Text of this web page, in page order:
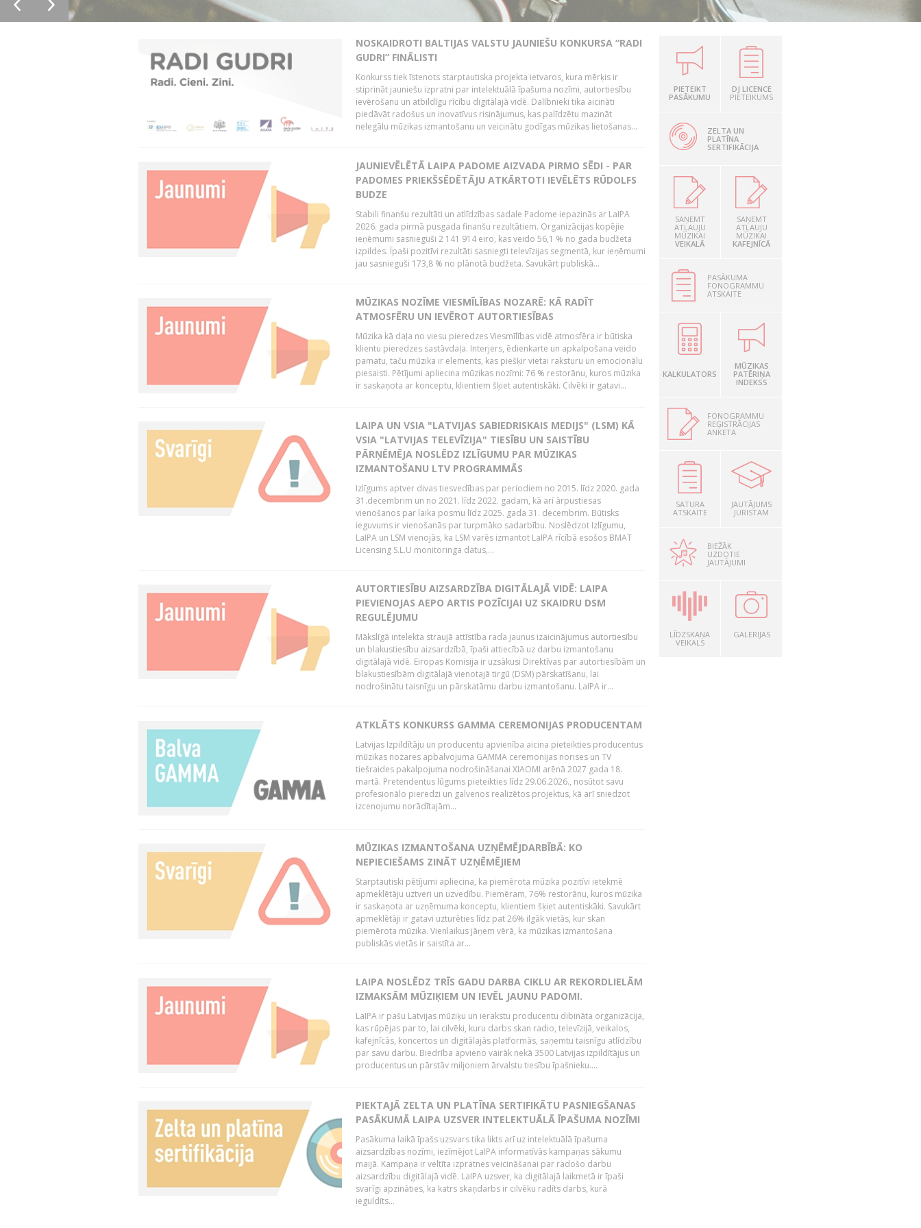
NOSKAIDROTI BALTIJAS VALSTU JAUNIEŠU KONKURSA “RADI
GUDRI” FINĀLISTI
Konkurss tiek īstenots starptautiska projekta ietvaros, kura mērķis ir
stiprināt jauniešu izpratni par intelektuālā īpašuma nozīmi, autortiesību
ievērošanu un atbildīgu rīcību digitālajā vidē. Dalībnieki tika aicināti
piedāvāt radošus un inovatīvus risinājumus, kas palīdzētu mazināt
nelegālu mūzikas izmantošanu un veicinātu godīgas mūzikas lietošanas...
JAUNIEVĒLĒTĀ LAIPA PADOME AIZVADA PIRMO SĒDI - PAR
PADOMES PRIEKŠSĒDĒTĀJU ATKĀRTOTI IEVĒLĒTS RŪDOLFS
BUDZE
Stabili finanšu rezultāti un atlīdzības sadale Padome iepazinās ar LaIPA
2026. gada pirmā pusgada finanšu rezultātiem. Organizācijas kopējie
ieņēmumi sasnieguši 2 141 914 eiro, kas veido 56,1 % no gada budžeta
izpildes. Īpaši pozitīvi rezultāti sasniegti televīzijas segmentā, kur ieņēmumi
jau sasnieguši 173,8 % no plānotā budžeta. Savukārt publiskā...
MŪZIKAS NOZĪME VIESMĪLĪBAS NOZARĒ: KĀ RADĪT
ATMOSFĒRU UN IEVĒROT AUTORTIESĪBAS
Mūzika kā daļa no viesu pieredzes Viesmīlības vidē atmosfēra ir būtiska
klientu pieredzes sastāvdaļa. Interjers, ēdienkarte un apkalpošana veido
pamatu, taču mūzika ir elements, kas piešķir vietai raksturu un emocionālu
piesaisti. Pētījumi apliecina mūzikas nozīmi: 76 % restorānu, kuros mūzika
ir saskaņota ar konceptu, klientiem šķiet autentiskāki. Cilvēki ir gatavi...
LAIPA UN VSIA "LATVIJAS SABIEDRISKAIS MEDIJS" (LSM) KĀ
VSIA "LATVIJAS TELEVĪZIJA" TIESĪBU UN SAISTĪBU
PĀRŅĒMĒJA NOSLĒDZ IZLĪGUMU PAR MŪZIKAS
IZMANTOŠANU LTV PROGRAMMĀS
Izlīgums aptver divas tiesvedības par periodiem no 2015. līdz 2020. gada
31.decembrim un no 2021. līdz 2022. gadam, kā arī ārpustiesas
vienošanos par laika posmu līdz 2025. gada 31. decembrim. Būtisks
ieguvums ir vienošanās par turpmāko sadarbību. Noslēdzot Izlīgumu,
LaIPA un LSM vienojās, ka LSM varēs izmantot LaIPA rīcībā esošos BMAT
Licensing S.L.U monitoringa datus,...
AUTORTIESĪBU AIZSARDZĪBA DIGITĀLAJĀ VIDĒ: LAIPA
PIEVIENOJAS AEPO ARTIS POZĪCIJAI UZ SKAIDRU DSM
REGULĒJUMU
Mākslīgā intelekta straujā attīstība rada jaunus izaicinājumus autortiesību
un blakustiesību aizsardzībā, īpaši attiecībā uz darbu izmantošanu
digitālajā vidē. Eiropas Komisija ir uzsākusi Direktīvas par autortiesībām un
blakustiesībām digitālajā vienotajā tirgū (DSM) pārskatīšanu, lai
nodrošinātu taisnīgu un pārskatāmu darbu izmantošanu. LaIPA ir...
ATKLĀTS KONKURSS GAMMA CEREMONIJAS PRODUCENTAM
Latvijas Izpildītāju un producentu apvienība aicina pieteikties producentus
mūzikas nozares apbalvojuma GAMMA ceremonijas norises un TV
tiešraides pakalpojuma nodrošināšanai XIAOMI arēnā 2027 gada 18.
martā. Pretendentus lūgums pieteikties līdz 29.06.2026., nosūtot savu
profesionālo pieredzi un galvenos realizētos projektus, kā arī sniedzot
izcenojumu norādītajām...
MŪZIKAS IZMANTOŠANA UZŅĒMĒJDARBĪBĀ: KO
NEPIECIEŠAMS ZINĀT UZŅĒMĒJIEM
Starptautiski pētījumi apliecina, ka piemērota mūzika pozitīvi ietekmē
apmeklētāju uztveri un uzvedību. Piemēram, 76% restorānu, kuros mūzika
ir saskaņota ar uzņēmuma konceptu, klientiem šķiet autentiskāki. Savukārt
apmeklētāji ir gatavi uzturēties līdz pat 26% ilgāk vietās, kur skan
piemērota mūzika. Vienlaikus jāņem vērā, ka mūzikas izmantošana
publiskās vietās ir saistīta ar...
LAIPA NOSLĒDZ TRĪS GADU DARBA CIKLU AR REKORDLIELĀM
IZMAKSĀM MŪZIĶIEM UN IEVĒL JAUNU PADOMI.
LaIPA ir pašu Latvijas mūziķu un ierakstu producentu dibināta organizācija,
kas rūpējas par to, lai cilvēki, kuru darbs skan radio, televīzijā, veikalos,
kafejnīcās, koncertos un digitālajās platformās, saņemtu taisnīgu atlīdzību
par savu darbu. Biedrība apvieno vairāk nekā 3500 Latvijas izpildītājus un
producentus un pārstāv miljoniem ārvalstu tiesību īpašnieku....
PIEKTAJĀ ZELTA UN PLATĪNA SERTIFIKĀTU PASNIEGŠANAS
PASĀKUMĀ LAIPA UZSVER INTELEKTUĀLĀ ĪPAŠUMA NOZĪMI
Pasākuma laikā īpašs uzsvars tika likts arī uz intelektuālā īpašuma
aizsardzības nozīmi, iezīmējot LaIPA informatīvās kampaņas sākumu
maijā. Kampaņa ir veltīta izpratnes veicināšanai par radošo darbu
aizsardzību digitālajā vidē. LaIPA uzsver, ka digitālajā laikmetā ir īpaši
svarīgi apzināties, ka katrs skaņdarbs ir cilvēku radīts darbs, kurā
ieguldīts...
PIETEIKT
PASĀKUMU
DJ LICENCE
PIETEIKUMS
ZELTA UN
PLATĪNA
SERTIFIKĀCIJA
SAŅEMT
ATĻAUJU
MŪZIKAI
VEIKALĀ
SAŅEMT
ATĻAUJU
MŪZIKAI
KAFEJNĪCĀ
PASĀKUMA
FONOGRAMMU
ATSKAITE
KALKULATORS
MŪZIKAS
PATĒRIŅA
INDEKSS
FONOGRAMMU
REĢISTRĀCIJAS
ANKETA
SATURA
ATSKAITE
JAUTĀJUMS
JURISTAM
BIEŽĀK
UZDOTIE
JAUTĀJUMI
LĪDZSKAŅA
VEIKALS
GALERIJAS